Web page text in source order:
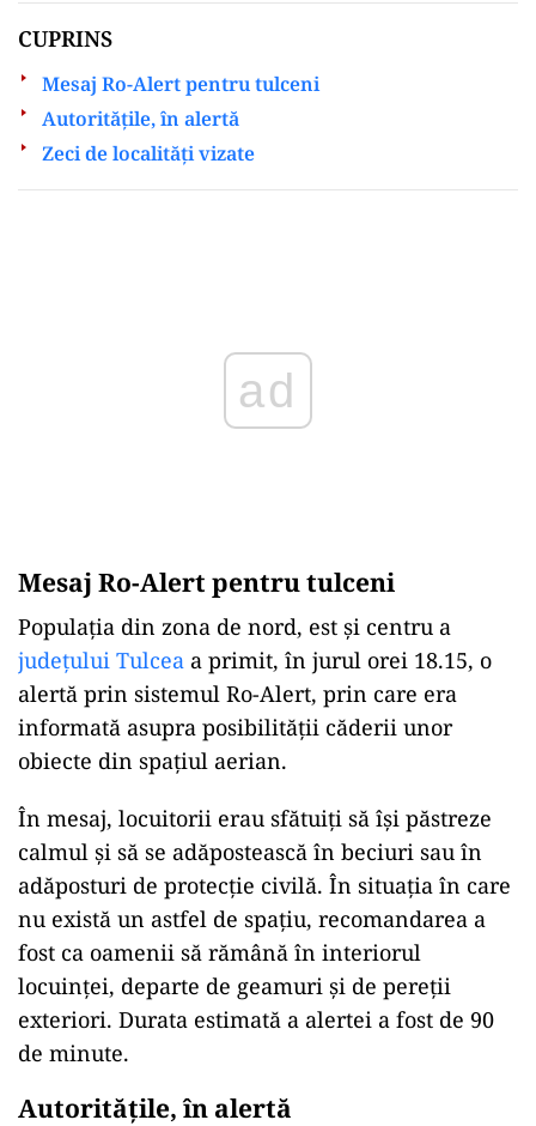
CUPRINS
Mesaj Ro-Alert pentru tulceni
Autoritățile, în alertă
Zeci de localități vizate
Mesaj Ro-Alert pentru tulceni
Populația din zona de nord, est și centru a
județului Tulcea a primit, în jurul orei 18.15, o
alertă prin sistemul Ro-Alert, prin care era
informată asupra posibilității căderii unor
obiecte din spațiul aerian.
În mesaj, locuitorii erau sfătuiți să își păstreze
calmul și să se adăpostească în beciuri sau în
adăposturi de protecție civilă. În situația în care
nu există un astfel de spațiu, recomandarea a
fost ca oamenii să rămână în interiorul
locuinței, departe de geamuri și de pereții
exteriori. Durata estimată a alertei a fost de 90
de minute.
Autoritățile, în alertă